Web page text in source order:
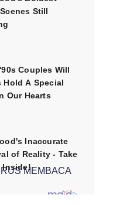
MEMBACA